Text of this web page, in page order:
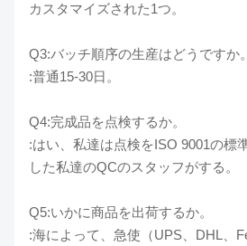
カスタマイズされた1つ。
Q3:バッチ順序の生産はどうですか。
:普通15-30日。
Q4:完成品を点検するか。
:はい、私達は点検をISO 9001の標
した私達のQCのスタッフがする。
Q5:いかに商品を出荷するか。
:海によって、急使（UPS、DHL、